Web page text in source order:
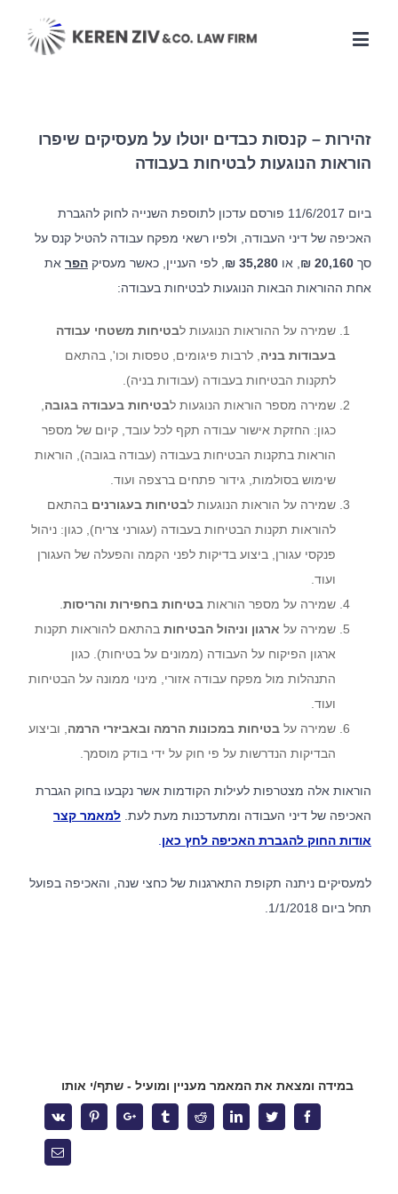
זהירות – קנסות כבדים יוטלו על מעסיקים שיפרו
הוראות הנוגעות לבטיחות בעבודה
ביום 11/6/2017 פורסם עדכון לתוספת השנייה לחוק להגברת
האכיפה של דיני העבודה, ולפיו רשאי מפקח עבודה להטיל קנס על
סך 20,160 ₪ , או 35,280
₪ , לפי העניין, כאשר מעסיק הפר את
אחת ההוראות הבאות הנוגעות לבטיחות בעבודה:
שמירה על ההוראות הנוגעות לבטיחות משטחי עבודה
בעבודות בניה , לרבות פיגומים, טפסות וכו', בהתאם
לתקנות הבטיחות בעבודה (עבודות בניה).
שמירה מספר הוראות הנוגעות לבטיחות בעבודה בגובה
כגון: החזקת אישור עבודה תקף לכל עובד, קיום של מספר
הוראות בתקנות הבטיחות בעבודה (עבודה בגובה), הוראות
שימוש בסולמות, גידור פתחים ברצפה ועוד.
שמירה על הוראות הנוגעות לבטיחות בעגורנים בהתאם
להוראות תקנות הבטיחות בעבודה (עגורני צריח), כגון: ניהול
פנקסי עגורן, ביצוע בדיקות לפני הקמה והפעלה של העגורן
ועוד.
שמירה על מספר הוראות בטיחות בחפירות והריסות
שמירה על ארגון וניהול הבטיחות בהתאם להוראות תקנות
ארגון הפיקוח על העבודה (ממונים על בטיחות). כגון
התנהלות מול מפקח עבודה אזורי, מינוי ממונה על הבטיחות
ועוד.
שמירה על בטיחות במכונות הרמה ובאביזרי הרמה , וביצוע
הבדיקות הנדרשות על פי חוק על ידי בודק מוסמך.
הוראות אלה מצטרפות לעילות הקודמות אשר נקבעו בחוק הגברת
האכיפה של דיני העבודה ומתעדכנות מעת לעת. למאמר קצר
אודות החוק להגברת האכיפה לחץ כאן
למעסיקים ניתנה תקופת התארגנות של כחצי שנה, והאכיפה בפועל
תחל ביום 1/1/2018.
במידה ומצאת את המאמר מעניין ומועיל - שתף/י אותו
Facebook
Twitter
Linkedin
Reddit
Tumblr
Google+
Pinterest
Vk
Email
אודות המשרד
לצד מערך השירותים המקצועיים, מציע המשרד ללקוחותיו הכוונה
משפטית אסטרטגית, רשת קשרים ענפה והתמחות ייחודית בתחום
המשפט הקיבוצי. הצוות המוביל של המשרד שימש בתפקידים